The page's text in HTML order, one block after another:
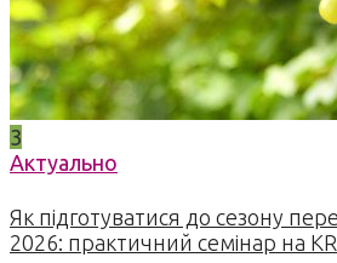
3
Актуально
Як підготуватися до сезону
2026: практичний семінар на